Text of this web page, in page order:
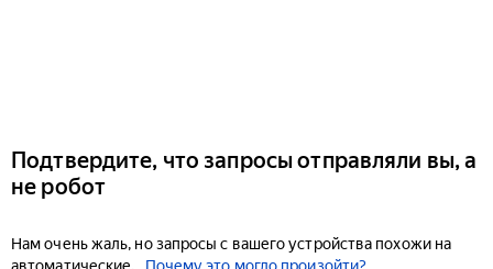
Подтвердите, что запросы отправляли вы, а
не робот
Нам очень жаль, но запросы с вашего устройства похожи на
автоматические.
Почему это могло произойти?